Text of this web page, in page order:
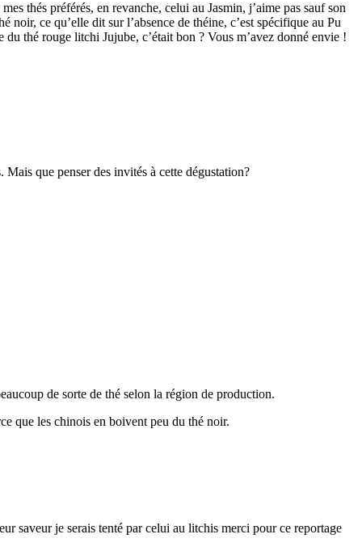
thés préférés, en revanche, celui au Jasmin, j’aime pas sauf son
ce qu’elle dit sur l’absence de théine, c’est spécifique au Pu
thé rouge litchi Jujube, c’était bon ? Vous m’avez donné envie !
que penser des invités à cette dégustation?
de sorte de thé selon la région de production.
que les chinois en boivent peu du thé noir.
saveur je serais tenté par celui au litchis merci pour ce reportage